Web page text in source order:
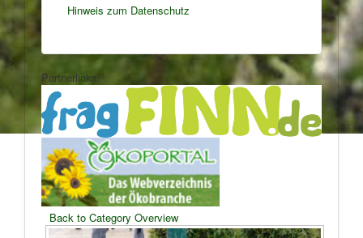
Hinweis zum Datenschutz
Partnerlinks:
Back to Category Overview